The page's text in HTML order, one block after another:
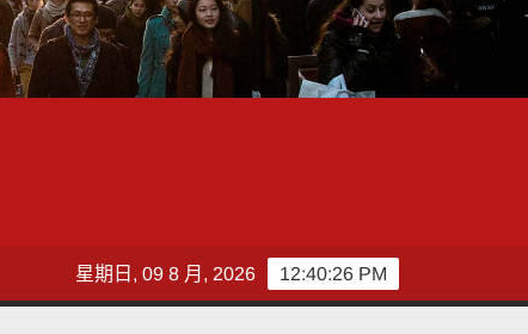
12:40:28 PM
星期日, 09 8 月, 2026